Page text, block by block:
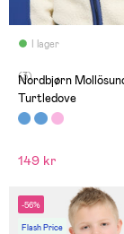
I lager
(3)
Nordbjørn
Turtledove
149 kr
-56%
Flash Price